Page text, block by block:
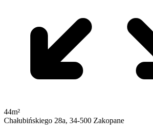
44m²
Chałubińskiego 28a, 34-500 Zakopane